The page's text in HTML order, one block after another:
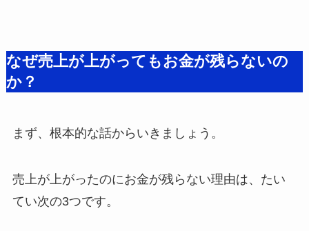
なぜ売上が上がってもお金が残らないの
か？
まず、根本的な話からいきましょう。
売上が上がったのにお金が残らない理由は、たい
てい次の3つです。